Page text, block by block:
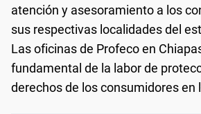
atención y asesoramiento a los
sus respectivas localidades del
Las oficinas de Profeco en
fundamental de la labor de
derechos de los consumidores en